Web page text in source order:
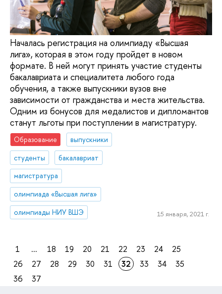
Началась регистрация на олимпиаду «Высшая
лига», которая в этом году пройдет в новом
формате. В ней могут принять участие студенты
бакалавриата и специалитета любого года
обучения, а также выпускники вузов вне
зависимости от гражданства и места жительства.
Одним из бонусов для медалистов и дипломантов
станут льготы при поступлении в магистратуру.
Образование
выпускники
студенты
бакалавриат
магистратура
олимпиада «Высшая лига»
олимпиады НИУ ВШЭ
15 января, 2021 г.
1 ... 18 19 20 21 22 23 24
25
26
27 28 29 30 31 32 33 34
35
36
37